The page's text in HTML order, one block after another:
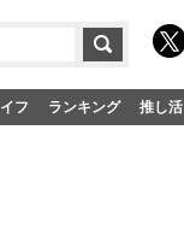
フ ランキング 推し活